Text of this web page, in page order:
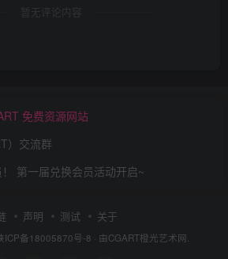
暂无评论内容
免费资源网站
）交流群
第一届兑换会员活动开启~
声明 测试 关于
ICP备18005870号-8 · 由CGART橙光艺术网.